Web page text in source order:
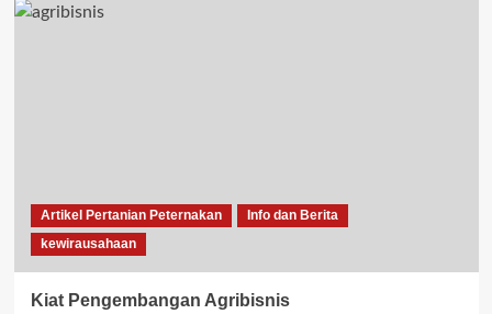
Artikel Pertanian Peternakan
Info dan Berita
kewirausahaan
Kiat Pengembangan Agribisnis